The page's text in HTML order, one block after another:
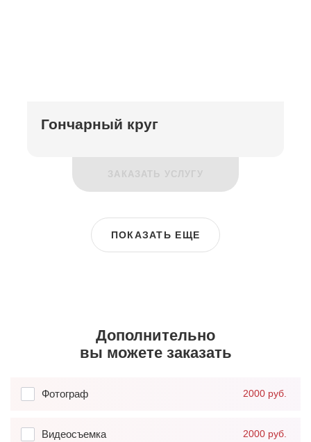
Гончарный круг
ЗАКАЗАТЬ УСЛУГУ
ПОКАЗАТЬ ЕЩЕ
Дополнительно
вы можете заказать
Фотограф 2000 руб.
Видеосъемка 2000 руб.